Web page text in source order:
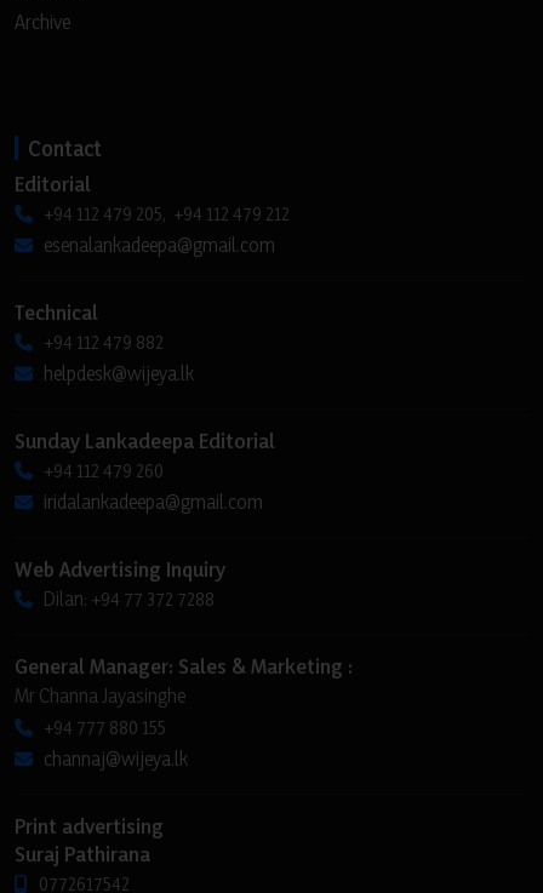
Archive
Contact
Editorial
+94 112 479 205, +94 112 479 212
esenalankadeepa@gmail.com
Technical
+94 112 479 882
helpdesk@wijeya.lk
Sunday Lankadeepa Editorial
+94 112 479 260
iridalankadeepa@gmail.com
Web Advertising Inquiry
Dilan: +94 77 372 7288
General Manager: Sales & Marketing :
Mr Channa Jayasinghe
+94 777 880 155
channaj@wijeya.lk
Print advertising
Suraj Pathirana
0772617542